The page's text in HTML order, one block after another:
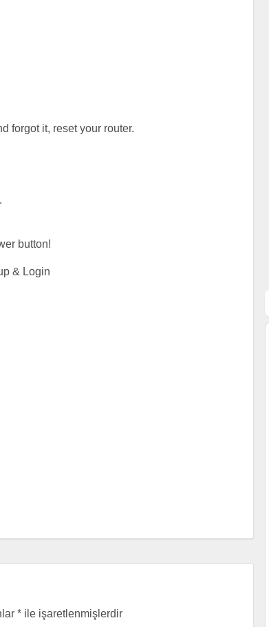
forgot it, reset your router.
button!
& Login
* ile işaretlenmişlerdir